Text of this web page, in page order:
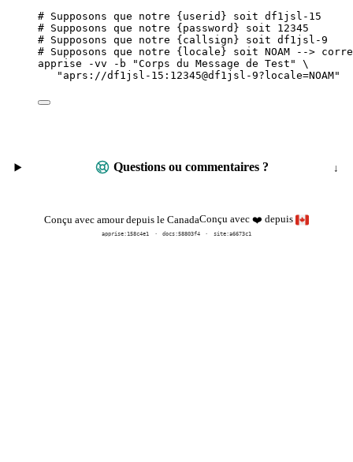
# Supposons que notre {userid} soit df1jsl-15
# Supposons que notre {password} soit 12345
# Supposons que notre {callsign} soit df1jsl-9
# Supposons que notre {locale} soit NOAM -->
apprise
-vv -b "Corps du Message de Test "
\
" aprs://df1jsl-15:12345@df1jsl-9?locale=NOAM"
Questions ou commentaires ?
Conçu avec amour depuis le CanadaConçu avec ❤️ depuis
apprise:158c4e1 docs:58803f4 site:a6673c1